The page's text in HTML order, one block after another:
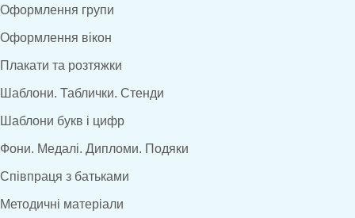
Оформлення групи
Оформлення вікон
Плакати та розтяжки
Шаблони. Таблички. Стенди
Шаблони букв і цифр
Фони. Медалі. Дипломи. Подяки
Співпраця з батьками
Методичні матеріали